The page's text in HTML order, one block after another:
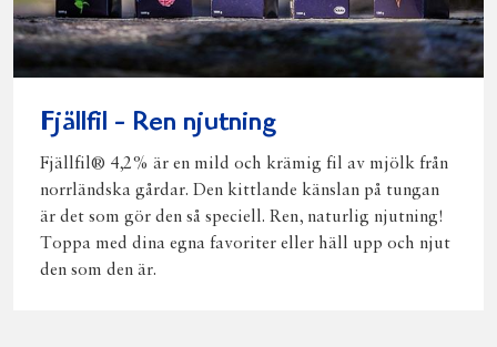
Fjällfil - Ren njutning
Fjällfil® 4,2% är en mild och krämig fil av mjölk från
norrländska gårdar. Den kittlande känslan på tungan
är det som gör den så speciell. Ren, naturlig njutning!
Toppa med dina egna favoriter eller häll upp och njut
den som den är.